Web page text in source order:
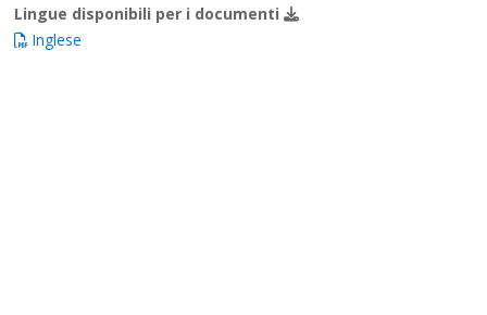
Lingue disponibili per i documenti
Inglese